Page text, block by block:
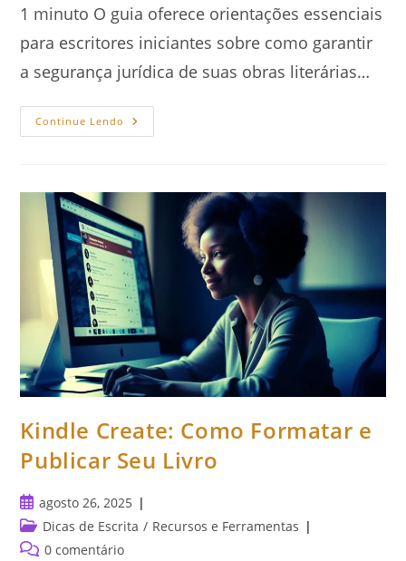
1 minuto O guia oferece orientações essenciais
para escritores iniciantes sobre como garantir
a segurança jurídica de suas obras literárias…
Continue Lendo Como
Proteger
Para
Escritores
Kindle Create: Como Formatar e
Publicar Seu Livro
Post
publicado:
agosto 26, 2025
Categoria
do
Dicas de Escrita / Recursos e Ferramentas
Comentários
0 comentário